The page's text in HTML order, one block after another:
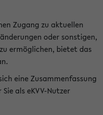
Zugang zu aktuellen
oder sonstigen,
ermöglichen, bietet das
eine Zusammenfassung
als eKVV-Nutzer